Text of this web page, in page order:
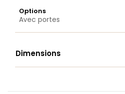
Options
Avec portes
Dimensions